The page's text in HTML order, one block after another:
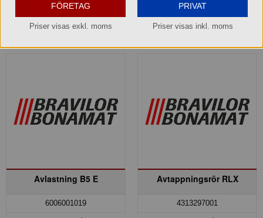
Köp » Köp »
Avlastning B5 E
6006001019
Avtappningsrör RLX
4313297001
FÖRETAG
Priser visas exkl. moms
PRIVAT
Priser visas inkl. moms